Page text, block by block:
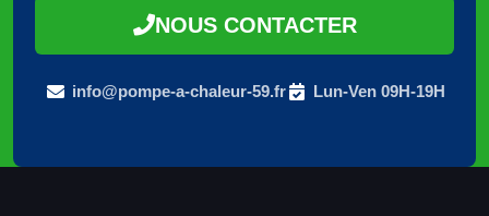
NOUS CONTACTER
info@pompe-a-chaleur-59.fr Lun-Ven 09H-19H